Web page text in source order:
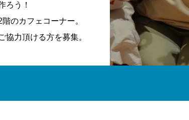
ろう！
のカフェコーナー。
協力頂ける方を募集。